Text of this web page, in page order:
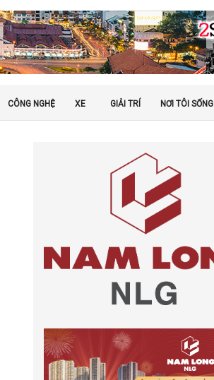
CÔNG NGHỆ XE GIẢI TRÍ NƠI TÔI SỐNG